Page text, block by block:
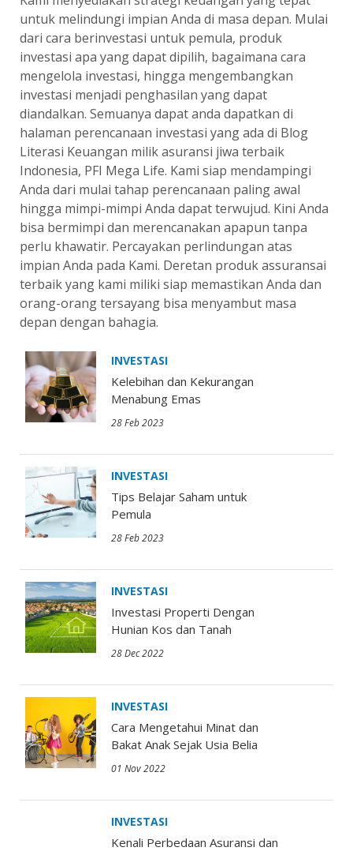
untuk melindungi impian Anda di masa depan. Mulai
dari cara berinvestasi untuk pemula, produk
investasi apa yang dapat dipilih, bagaimana cara
mengelola investasi, hingga mengembangkan
investasi menjadi penghasilan yang dapat
diandalkan. Semuanya dapat anda dapatkan di
halaman perencanaan investasi yang ada di Blog
Literasi Keuangan milik asuransi jiwa terbaik
Indonesia, PFI Mega Life. Kami siap mendampingi
Anda dari mulai tahap perencanaan paling awal
hingga mimpi-mimpi Anda dapat terwujud. Kini Anda
bisa bermimpi dan merencanakan apapun tanpa
perlu khawatir. Percayakan perlindungan atas
impian Anda pada Kami. Deretan produk assuransai
terbaik yang kami miliki siap memastikan Anda dan
orang-orang tersayang bisa menyambut masa
depan dengan bahagia.
INVESTASI
Kelebihan dan Kekurangan
Menabung Emas
28 Feb 2023
INVESTASI
Tips Belajar Saham untuk
Pemula
28 Feb 2023
INVESTASI
Investasi Properti Dengan
Hunian Kos dan Tanah
28 Dec 2022
INVESTASI
Cara Mengetahui Minat dan
Bakat Anak Sejak Usia Belia
01 Nov 2022
INVESTASI
Kenali Perbedaan Asuransi dan